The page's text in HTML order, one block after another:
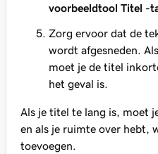
voorbeeldtool Titel -
Zorg ervoor dat de
wordt afgesneden.
moet je de titel
het geval is.
Als je titel te lang is, moet
en als je ruimte over hebt,
toevoegen.